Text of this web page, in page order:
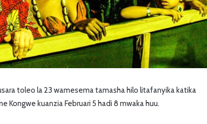
toleo la 23 wamesema tamasha hilo litafanyika katika
Kongwe kuanzia Februari 5 hadi 8 mwaka huu.